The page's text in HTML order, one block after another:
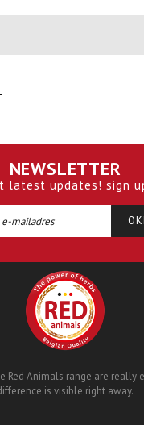
NEWSLETTER
latest updates! sign
Red Animals range are really
is visible right away.